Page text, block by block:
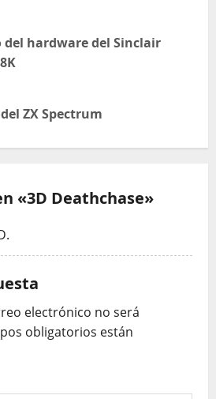
del hardware del Sinclair
ZX Spectrum
«3D Deathchase»
electrónico no será
obligatorios están